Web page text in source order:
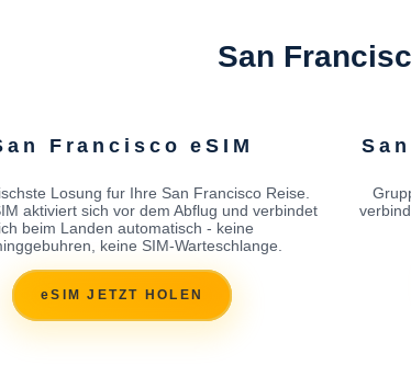
San
Francisco eSIM
Losung fur Ihre San Francisco Reise.
aktiviert sich vor dem Abflug und verbindet
beim Landen automatisch - keine
keine SIM-Warteschlange.
eSIM JETZT HOLEN